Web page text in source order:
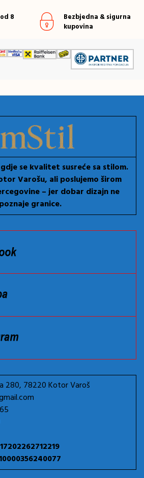
8
Bezbjedna & sigurna
kupovina
se kvalitet susreće sa stilom.
Varošu, ali poslujemo širom
– jer dobar dizajn ne
poznaje granice.
280, 78220 Kotor Varoš